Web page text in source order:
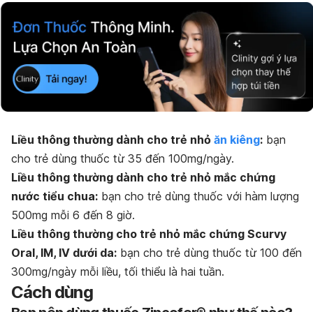
Liều thông thường dành cho trẻ nhỏ ăn kiêng: bạn
cho trẻ dùng thuốc từ 35 đến 100mg/ngày.
Liều thông thường dành cho trẻ nhỏ mắc chứng
nước tiểu chua: bạn cho trẻ dùng thuốc với hàm lượng
500mg mỗi 6 đến 8 giờ.
Liều thông thường cho trẻ nhỏ mắc chứng Scurvy
Oral, IM, IV dưới da: bạn cho trẻ dùng thuốc từ 100 đến
300mg/ngày mỗi liều, tối thiểu là hai tuần.
Cách dùng